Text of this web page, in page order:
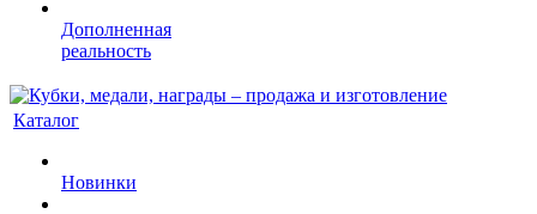
Дополненная
реальность
Каталог
Новинки